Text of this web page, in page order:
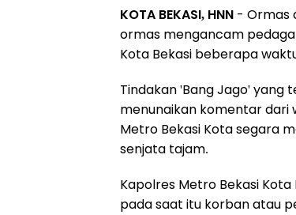
KOTA BEKASI, HNN - Ormas
ormas mengancam
Kota Bekasi beberapa
Tindakan 'Bang Jago' yang
menunaikan komentar dari
Metro Bekasi Kota segara
senjata tajam.
Kapolres Metro Bekasi
pada saat itu korban atau